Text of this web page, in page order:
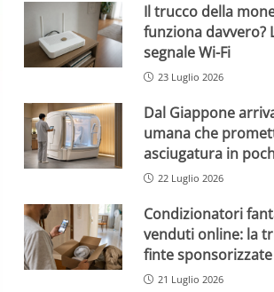
Il trucco della
funziona davvero?
segnale Wi-Fi
23 Luglio 2026
Dal Giappone
umana che
asciugatura in
22 Luglio 2026
Condizionatori
venduti online: la
finte sponsorizzate
21 Luglio 2026